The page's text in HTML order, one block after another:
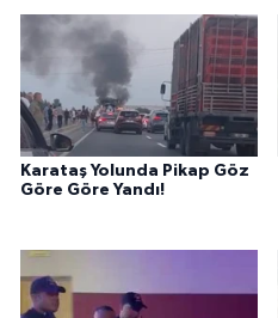
Karataş Yolunda Pikap Göz
Göre Göre Yandı!